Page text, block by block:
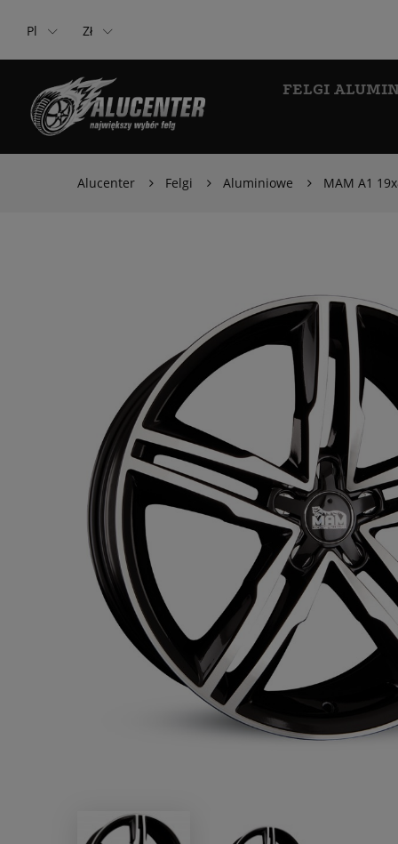
Pl Zł
FELGI
Alucenter Felgi Aluminiowe MAM A1